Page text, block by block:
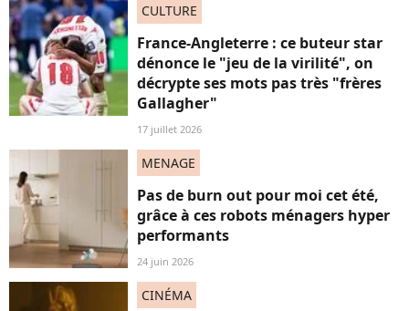
CULTURE
France-Angleterre : ce buteur star
dénonce le "jeu de la virilité", on
décrypte ses mots pas très "frères
Gallagher"
17 juillet 2026
MENAGE
Pas de burn out pour moi cet été,
grâce à ces robots ménagers hyper
performants
24 juin 2026
CINÉMA